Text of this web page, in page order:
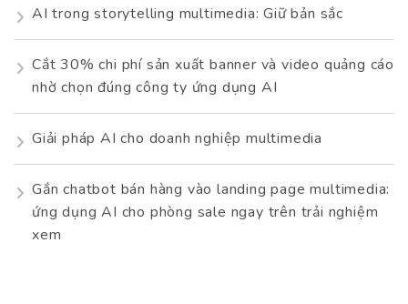
AI trong storytelling multimedia: Giữ bản sắc
Cắt 30% chi phí sản xuất banner và video quảng cáo
nhờ chọn đúng công ty ứng dụng AI
Giải pháp AI cho doanh nghiệp multimedia
Gắn chatbot bán hàng vào landing page multimedia:
ứng dụng AI cho phòng sale ngay trên trải nghiệm
xem